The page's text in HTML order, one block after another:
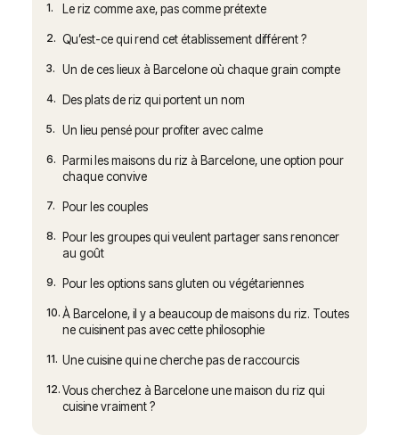
1. Le riz comme axe, pas comme prétexte
2. Qu’est-ce qui rend cet établissement différent ?
3. Un de ces lieux à Barcelone où chaque grain compte
4. Des plats de riz qui portent un nom
5. Un lieu pensé pour profiter avec calme
6.
Parmi les maisons du riz à Barcelone, une option pour
chaque convive
7. Pour les couples
8.
Pour les groupes qui veulent partager sans renoncer
au goût
9. Pour les options sans gluten ou végétariennes
10. À Barcelone, il y a beaucoup de maisons du riz. Toutes
ne cuisinent pas avec cette philosophie
11. Une cuisine qui ne cherche pas de raccourcis
12. Vous cherchez à Barcelone une maison du riz qui
cuisine vraiment ?